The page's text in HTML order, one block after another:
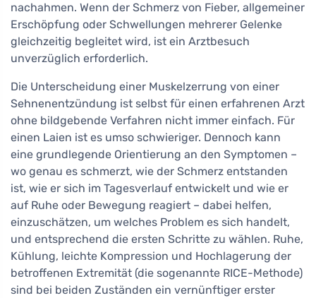
nachahmen. Wenn der Schmerz von Fieber, allgemeiner
Erschöpfung oder Schwellungen mehrerer Gelenke
gleichzeitig begleitet wird, ist ein Arztbesuch
unverzüglich erforderlich.
Die Unterscheidung einer Muskelzerrung von einer
Sehnenentzündung ist selbst für einen erfahrenen Arzt
ohne bildgebende Verfahren nicht immer einfach. Für
einen Laien ist es umso schwieriger. Dennoch kann
eine grundlegende Orientierung an den Symptomen –
wo genau es schmerzt, wie der Schmerz entstanden
ist, wie er sich im Tagesverlauf entwickelt und wie er
auf Ruhe oder Bewegung reagiert – dabei helfen,
einzuschätzen, um welches Problem es sich handelt,
und entsprechend die ersten Schritte zu wählen. Ruhe,
Kühlung, leichte Kompression und Hochlagerung der
betroffenen Extremität (die sogenannte RICE-Methode)
sind bei beiden Zuständen ein vernünftiger erster